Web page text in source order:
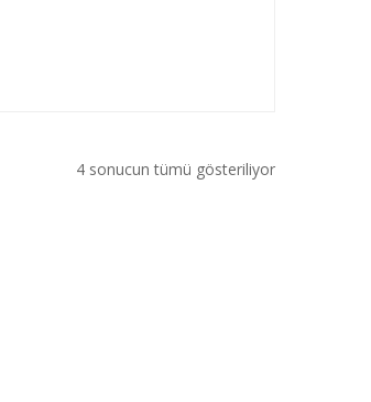
4 sonucun tümü gösteriliyor